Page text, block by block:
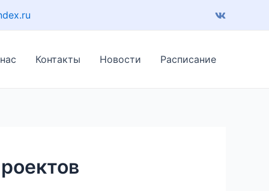
Контакты Новости Расписание